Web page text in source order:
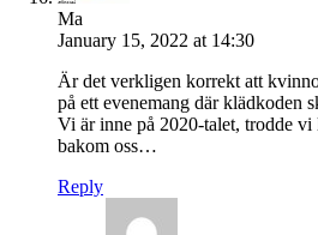
Ma
January 15, 2022 at 14:30
Är det verkligen korrekt att
på ett evenemang där klädkoden
Vi är inne på 2020-talet, trodde vi
bakom oss…
Reply